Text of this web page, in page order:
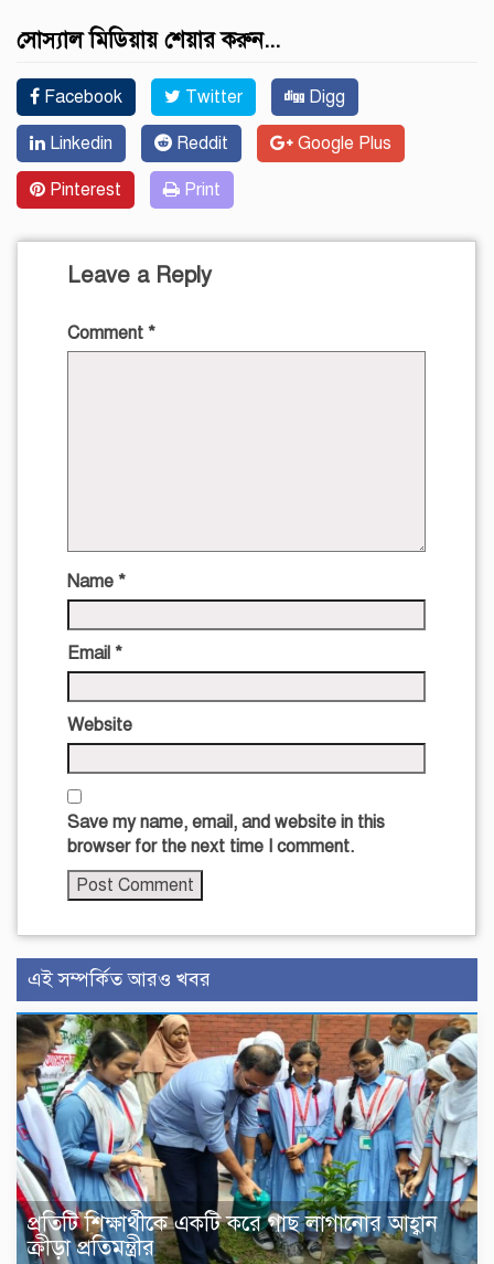
সোস্যাল মিডিয়ায় শেয়ার করুন...
Facebook Twitter Digg
Linkedin Reddit Google Plus
Pinterest Print
Leave a Reply
Comment *
Name *
Email *
Website
Save my name, email, and website in this
browser for the next time I comment.
এই সম্পর্কিত আরও খবর
প্রতিটি শিক্ষার্থীকে একটি করে গাছ লাগানোর আহ্বান
ক্রীড়া প্রতিমন্ত্রীর